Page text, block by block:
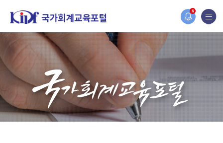
N
홈페이지가 새롭게 개편되었습니다.
한국조세재정연구원홈페이지가 새롭게 개설되었습니다.